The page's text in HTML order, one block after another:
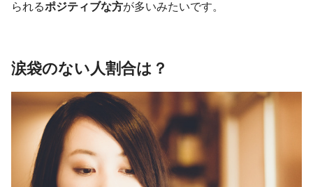
られるポジティブな方が多いみたいです。
涙袋のない人割合は？